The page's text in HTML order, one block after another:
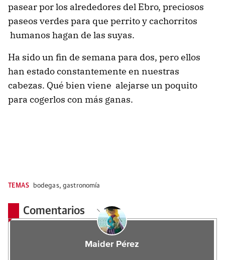
pasear por los alrededores del Ebro, preciosos
paseos verdes para que perrito y cachorritos
humanos hagan de las suyas.
Ha sido un fin de semana para dos, pero ellos
han estado constantemente en nuestras
cabezas. Qué bien viene alejarse un poquito
para cogerlos con más ganas.
TEMAS bodegas, gastronomía
Comentarios
Maider Pérez